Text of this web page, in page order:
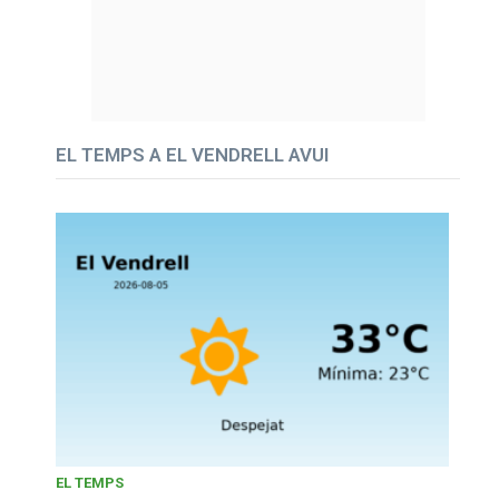
EL TEMPS A EL VENDRELL AVUI
EL TEMPS